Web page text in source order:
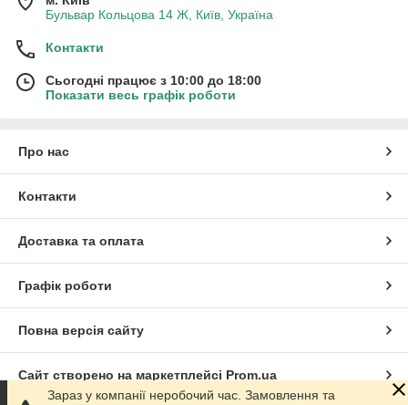
Бульвар Кольцова 14 Ж, Київ, Україна
Контакти
Сьогодні працює з 10:00 до 18:00
Показати весь графік роботи
Про нас
Контакти
Доставка та оплата
Графік роботи
Повна версія сайту
Сайт створено на маркетплейсі Prom.ua
Зараз у компанії неробочий час. Замовлення та